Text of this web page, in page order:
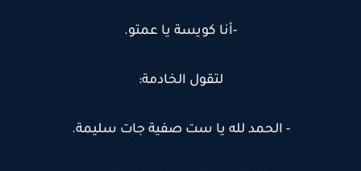
-أنا كويسة يا عمتو.
لتقول الخادمة:
- الحمد لله يا ست صفية جات سليمة.